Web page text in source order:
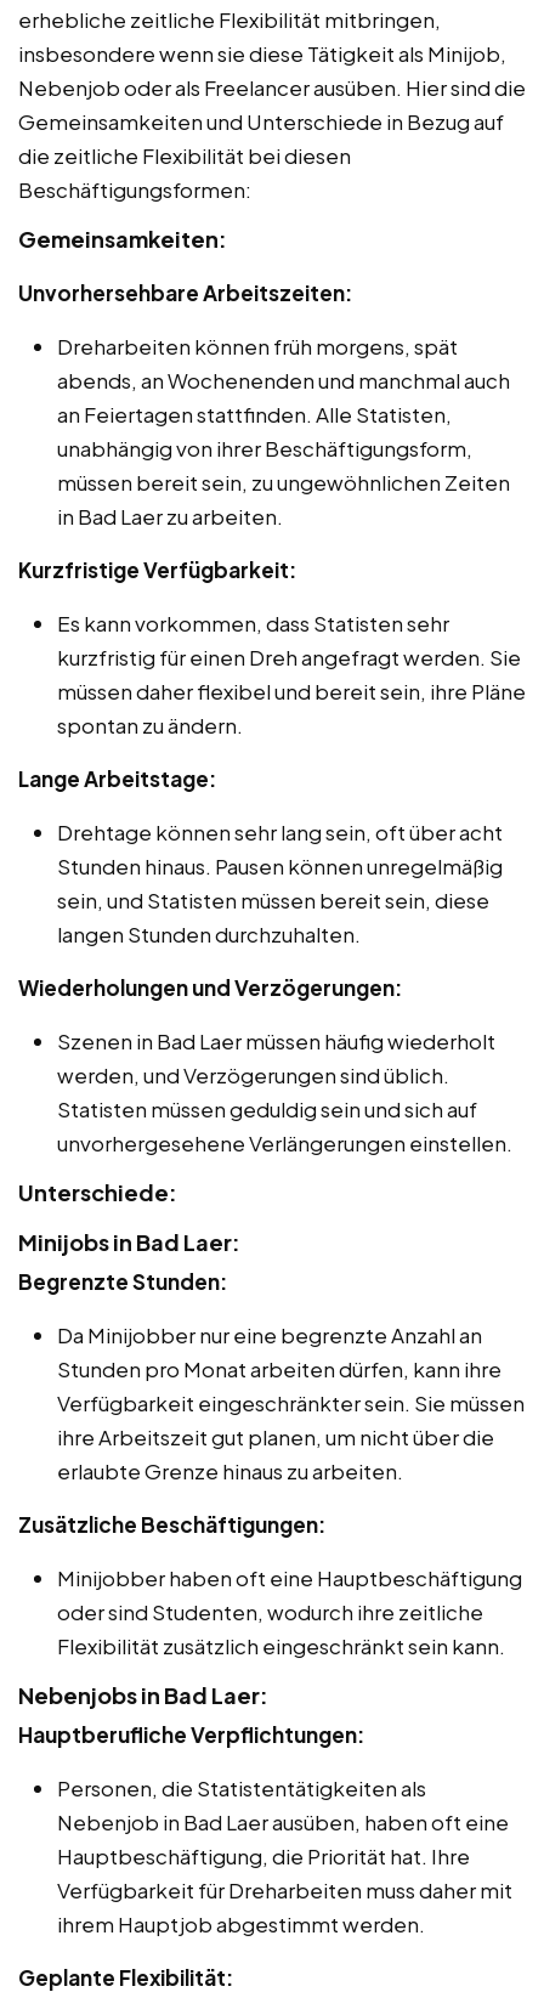
erhebliche zeitliche Flexibilität mitbringen,
insbesondere wenn sie diese Tätigkeit als Minijob,
Nebenjob oder als Freelancer ausüben. Hier sind die
Gemeinsamkeiten und Unterschiede in Bezug auf
die zeitliche Flexibilität bei diesen
Beschäftigungsformen:
Gemeinsamkeiten:
Unvorhersehbare Arbeitszeiten:
Dreharbeiten können früh morgens, spät
abends, an Wochenenden und manchmal auch
an Feiertagen stattfinden. Alle Statisten,
unabhängig von ihrer Beschäftigungsform,
müssen bereit sein, zu ungewöhnlichen Zeiten
in Bad Laer zu arbeiten.
Kurzfristige Verfügbarkeit:
Es kann vorkommen, dass Statisten sehr
kurzfristig für einen Dreh angefragt werden. Sie
müssen daher flexibel und bereit sein, ihre Pläne
spontan zu ändern.
Lange Arbeitstage:
Drehtage können sehr lang sein, oft über acht
Stunden hinaus. Pausen können unregelmäßig
sein, und Statisten müssen bereit sein, diese
langen Stunden durchzuhalten.
Wiederholungen und Verzögerungen:
Szenen in Bad Laer müssen häufig wiederholt
werden, und Verzögerungen sind üblich.
Statisten müssen geduldig sein und sich auf
unvorhergesehene Verlängerungen einstellen.
Unterschiede:
Minijobs in Bad Laer:
Begrenzte Stunden:
Da Minijobber nur eine begrenzte Anzahl an
Stunden pro Monat arbeiten dürfen, kann ihre
Verfügbarkeit eingeschränkter sein. Sie müssen
ihre Arbeitszeit gut planen, um nicht über die
erlaubte Grenze hinaus zu arbeiten.
Zusätzliche Beschäftigungen:
Minijobber haben oft eine Hauptbeschäftigung
oder sind Studenten, wodurch ihre zeitliche
Flexibilität zusätzlich eingeschränkt sein kann.
Nebenjobs in Bad Laer:
Hauptberufliche Verpflichtungen:
Personen, die Statistentätigkeiten als
Nebenjob in Bad Laer ausüben, haben oft eine
Hauptbeschäftigung, die Priorität hat. Ihre
Verfügbarkeit für Dreharbeiten muss daher mit
ihrem Hauptjob abgestimmt werden.
Geplante Flexibilität: